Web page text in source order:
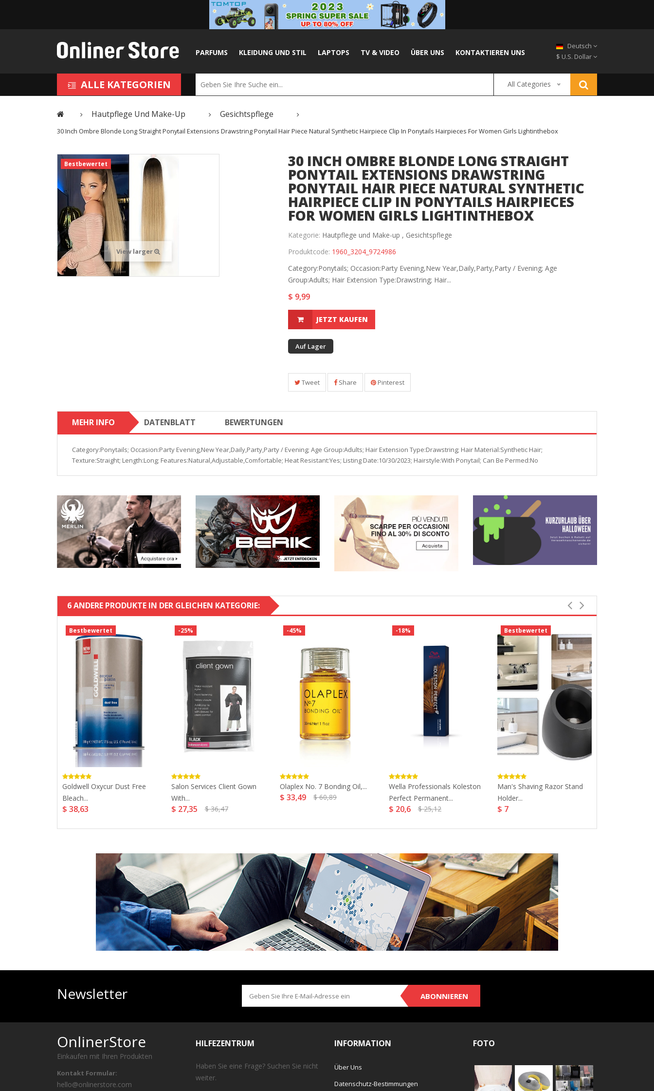
PARFUMS KLEIDUNG UND STIL LAPTOPS TV & VIDEO ÜBER UNS KONTAKTIEREN UNS
Deutsch
$ U.S. Dollar
ALLE KATEGORIEN All Categories
Hautpflege Und Make-Up Gesichtspflege
30 Inch Ombre Blonde Long Straight Ponytail Extensions Drawstring Ponytail Hair Piece Natural Synthetic Hairpiece Clip In Ponytails Hairpieces For Women Girls Lightinthebox
Bestbewertet
View larger
30 INCH OMBRE BLONDE LONG STRAIGHT
PONYTAIL EXTENSIONS DRAWSTRING
PONYTAIL HAIR PIECE NATURAL SYNTHETIC
HAIRPIECE CLIP IN PONYTAILS HAIRPIECES
FOR WOMEN GIRLS LIGHTINTHEBOX
Kategorie: Hautpflege und Make-up , Gesichtspflege
Produktcode: 1960_3204_9724986
Category:Ponytails; Occasion:Party Evening,New Year,Daily,Party,Party / Evening; Age
Group:Adults; Hair Extension Type:Drawstring; Hair...
$ 9,99
JETZT KAUFEN
Auf Lager
Tweet Share Pinterest
MEHR INFO DATENBLATT BEWERTUNGEN
Category:Ponytails; Occasion:Party Evening,New Year,Daily,Party,Party / Evening; Age Group:Adults; Hair Extension Type:Drawstring; Hair Material:Synthetic Hair;
Texture:Straight; Length:Long; Features:Natural,Adjustable,Comfortable; Heat Resistant:Yes; Listing Date:10/30/2023; Hairstyle:With Ponytail; Can Be Permed:No
6 ANDERE PRODUKTE IN DER GLEICHEN KATEGORIE:
Bestbewertet
Goldwell Oxycur Dust Free
Bleach...
$ 38,63
-25%
Salon Services Client Gown
With...
$ 27,35 $ 36,47
-45%
Olaplex No. 7 Bonding Oil,...
$ 33,49 $ 60,89
-18%
Wella Professionals Koleston
Perfect Permanent...
$ 20,6 $ 25,12
Bestbewertet
Man's Shaving Razor Stand
Holder...
$ 7
Newsletter ABONNIEREN
OnlinerStore
Einkaufen mit Ihren Produkten
Kontakt Formular:
hello@onlinerstore.com
HILFEZENTRUM
Haben Sie eine Frage? Suchen Sie nicht
weiter.
INFORMATION
Über Uns
Datenschutz-Bestimmungen
FOTO